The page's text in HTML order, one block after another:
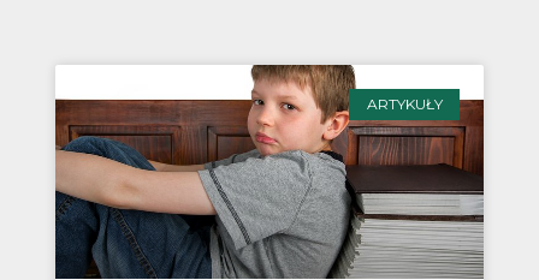
ARTYKUŁY